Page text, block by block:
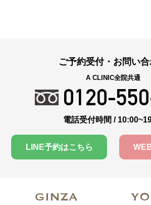
ご予約受付・お問い
A CLINIC全院共通
0120-
電話受付時間 /
LINE予約はこちら
GINZA